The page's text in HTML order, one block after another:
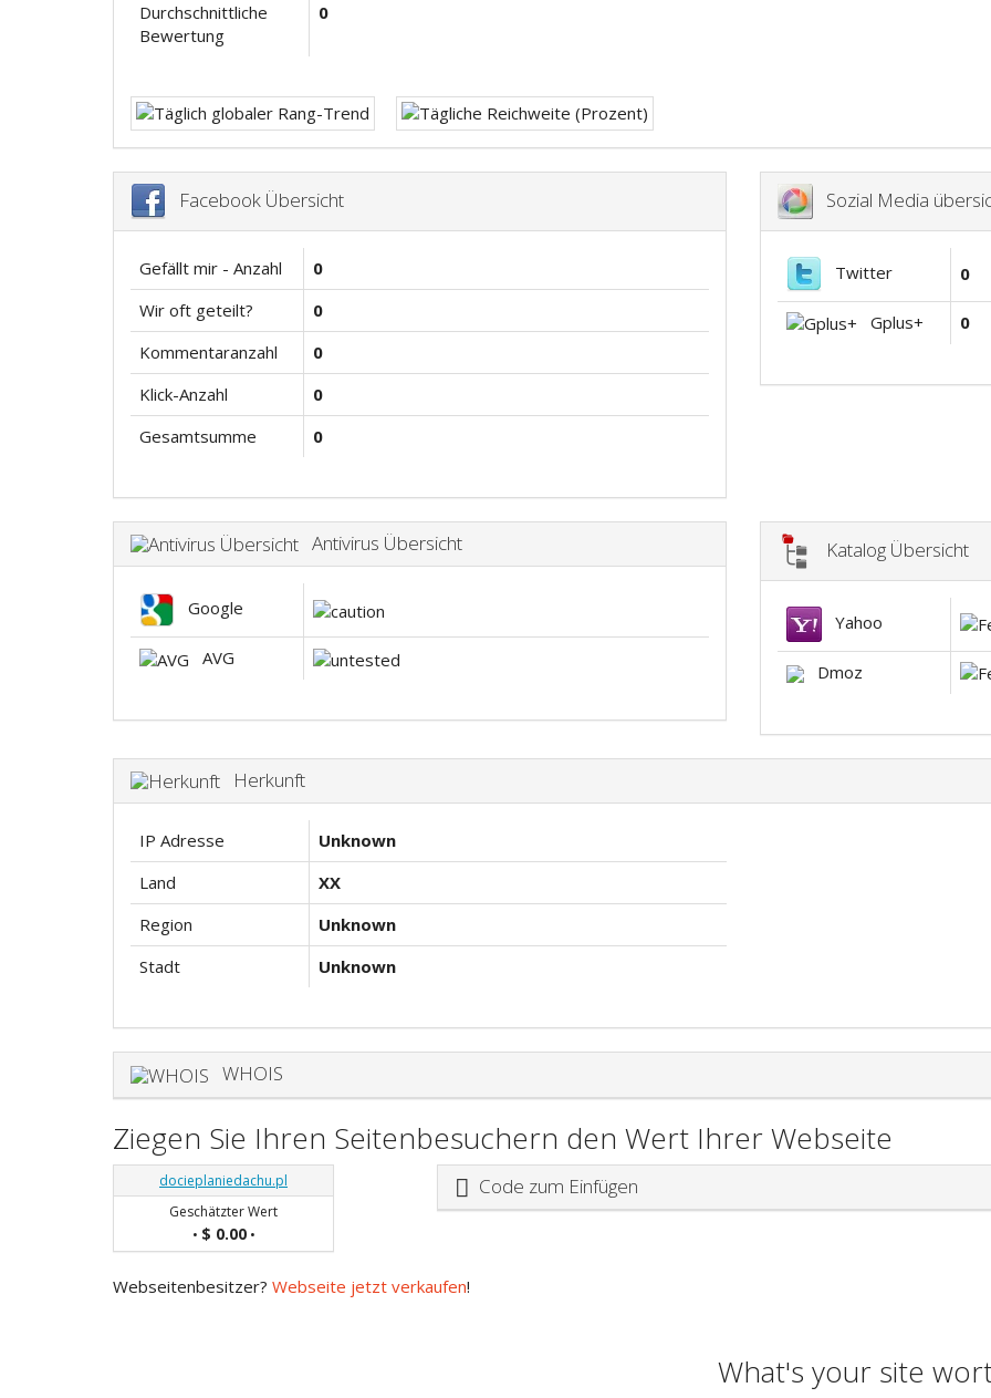
Durchschnittliche
Bewertung
0
Facebook Übersicht
Gefällt mir - Anzahl
0
Wir oft geteilt?
0
Kommentaranzahl
0
Klick-Anzahl
0
Gesamtsumme
0
Sozial Media
Twitter 0
Gplus+ 0
Antivirus Übersicht
Google
AVG
Katalog Übersicht
Yahoo
Dmoz
Herkunft
IP Adresse
Unknown
Land
XX
Region
Unknown
Stadt
Unknown
WHOIS
Ziegen Sie Ihren Seitenbesuchern den Wert Ihrer Webseite
docieplaniedachu.pl
Geschätzter Wert
• $ 0.00•
Code zum Einfügen
Webseitenbesitzer? Webseite jetzt verkaufen!
What's your site